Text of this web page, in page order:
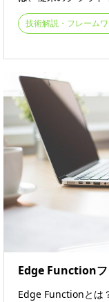
技術解説・フレーム
Edge Function
Edge Functionとは